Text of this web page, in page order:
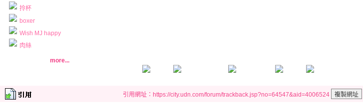
拎杯
boxer
Wish MJ happy
肉絲
more...
引用網址：https://city.udn.com/forum/trackback.jsp?no=64547&aid=4006524